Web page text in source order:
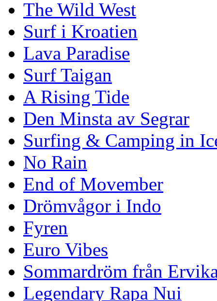
The Wild West
Surf i Kroatien
Lava Paradise
Surf Taigan
A Rising Tide
Den Minsta av Segrar
Surfing & Camping in
No Rain
End of Movember
Drömvågor i Indo
Fyren
Euro Vibes
Sommardröm från
Legendary Rapa Nui